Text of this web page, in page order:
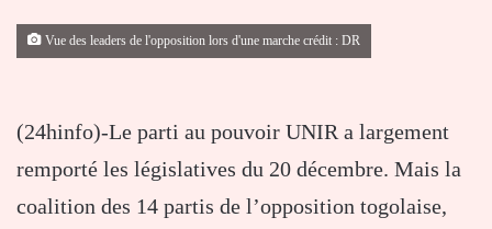
Vue des leaders de l'opposition lors d'une marche crédit : DR
(24hinfo)-Le parti au pouvoir UNIR a largement
remporté les législatives du 20 décembre. Mais la
coalition des 14 partis de l’opposition togolaise,